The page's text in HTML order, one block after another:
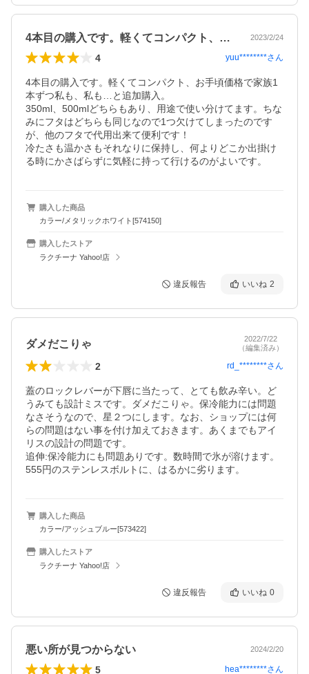
4本目の購入です。軽くてコンパクト、お… 2023/2/24
4 yuu********さん
4本目の購入です。軽くてコンパクト、お手頃価格で家族1
本ずつ私も、私も…と追加購入。
350ml、500mlどちらもあり、用途で使い分けてます。ちな
みにフタはどちらも同じなので1つ欠けてしまったのです
が、他のフタで代用出来て便利です！
冷たさも温かさもそれなりに保持し、何よりどこか出掛け
る時にかさばらずに気軽に持って行けるのがよいです。
購入した商品
カラー/メタリックホワイト[574150]
購入したストア
ラクチーナ Yahoo!店
違反報告 いいね 2
ダメだこりゃ
2022/7/22
（編集済み）
2 rd_********さん
蓋のロックレバーが下唇に当たって、とても飲み辛い。ど
うみても設計ミスです。ダメだこりゃ。保冷能力には問題
なさそうなので、星２つにします。なお、ショップには何
らの問題はない事を付け加えておきます。あくまでもアイ
リスの設計の問題です。
追伸:保冷能力にも問題ありです。数時間で氷が溶けます。
555円のステンレスボルトに、はるかに劣ります。
購入した商品
カラー/アッシュブルー[573422]
購入したストア
ラクチーナ Yahoo!店
違反報告 いいね 0
悪い所が見つからない 2024/2/20
5 hea********さん